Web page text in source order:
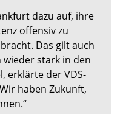
dazu auf, ihre
offensiv zu
Das gilt auch
stark in den
erklärte der VDS-
haben Zukunft,